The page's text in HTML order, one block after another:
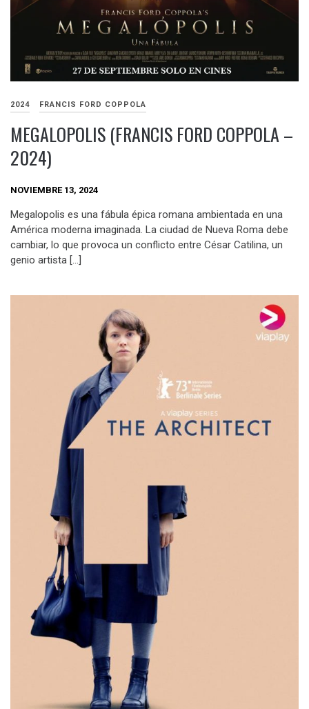
2024 FRANCIS FORD COPPOLA
MEGALOPOLIS (FRANCIS FORD COPPOLA –
2024)
NOVIEMBRE 13, 2024
Megalopolis es una fábula épica romana ambientada en una
América moderna imaginada. La ciudad de Nueva Roma debe
cambiar, lo que provoca un conflicto entre César Catilina, un
genio artista […]